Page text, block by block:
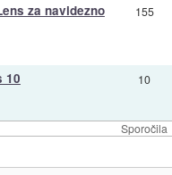
Sporočila
za navidezno 155
10 10